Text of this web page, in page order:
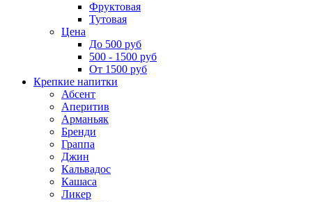
Фруктовая
Тутовая
Цена
До 500 руб
500 - 1500 руб
От 1500 руб
Крепкие напитки
Абсент
Аперитив
Арманьяк
Бренди
Граппа
Джин
Кальвадос
Кашаса
Ликер